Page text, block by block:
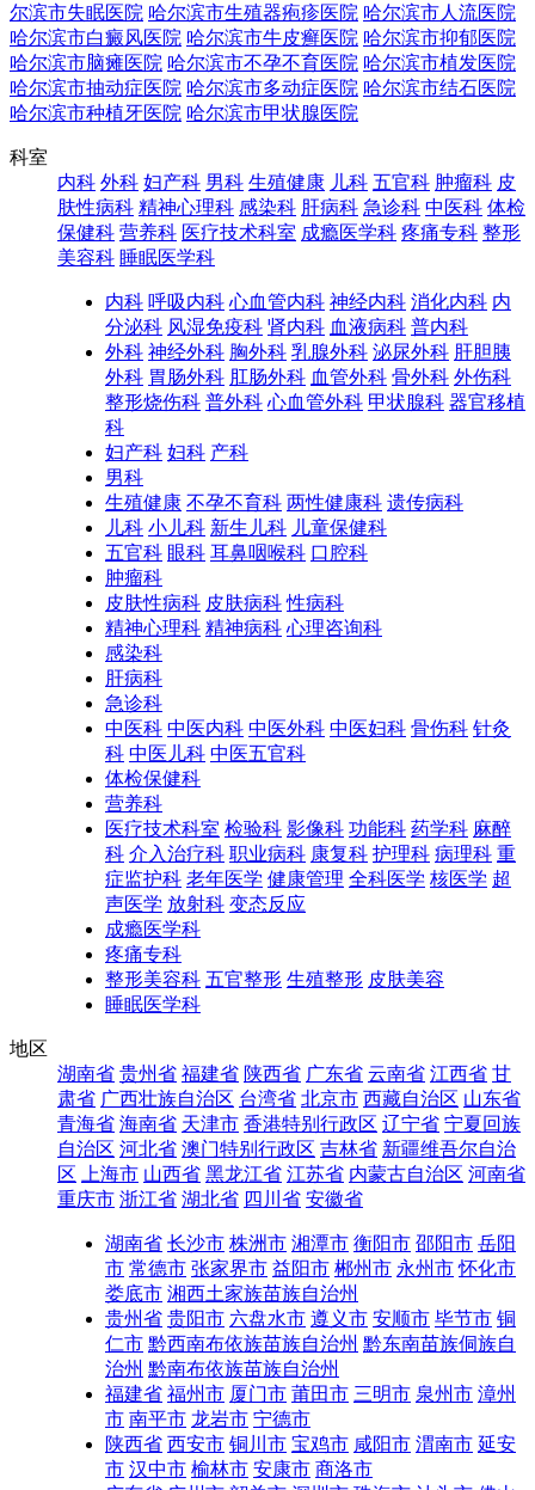
尔滨市失眠医院 哈尔滨市生殖器疱疹医院 哈尔滨市人流医院
哈尔滨市白癜风医院 哈尔滨市牛皮癣医院 哈尔滨市抑郁医院
哈尔滨市脑瘫医院 哈尔滨市不孕不育医院 哈尔滨市植发医院
哈尔滨市抽动症医院 哈尔滨市多动症医院 哈尔滨市结石医院
哈尔滨市种植牙医院 哈尔滨市甲状腺医院
科室
内科 外科 妇产科 男科 生殖健康 儿科 五官科 肿瘤科 皮
肤性病科 精神心理科 感染科 肝病科 急诊科 中医科 体检
保健科 营养科 医疗技术科室 成瘾医学科 疼痛专科 整形
美容科 睡眠医学科
内科 呼吸内科 心血管内科 神经内科 消化内科 内
分泌科 风湿免疫科 肾内科 血液病科 普内科
外科 神经外科 胸外科 乳腺外科 泌尿外科 肝胆胰
外科 胃肠外科 肛肠外科 血管外科 骨外科 外伤科
整形烧伤科 普外科 心血管外科 甲状腺科 器官移植
科
妇产科 妇科 产科
男科
生殖健康 不孕不育科 两性健康科 遗传病科
儿科 小儿科 新生儿科 儿童保健科
五官科 眼科 耳鼻咽喉科 口腔科
肿瘤科
皮肤性病科 皮肤病科 性病科
精神心理科 精神病科 心理咨询科
感染科
肝病科
急诊科
中医科 中医内科 中医外科 中医妇科 骨伤科 针灸
科 中医儿科 中医五官科
体检保健科
营养科
医疗技术科室 检验科 影像科 功能科 药学科 麻醉
科 介入治疗科 职业病科 康复科 护理科 病理科 重
症监护科 老年医学 健康管理 全科医学 核医学 超
声医学 放射科 变态反应
成瘾医学科
疼痛专科
整形美容科 五官整形 生殖整形 皮肤美容
睡眠医学科
地区
湖南省 贵州省 福建省 陕西省 广东省 云南省 江西省 甘
肃省 广西壮族自治区 台湾省 北京市 西藏自治区 山东省
青海省 海南省 天津市 香港特别行政区 辽宁省 宁夏回族
自治区 河北省 澳门特别行政区 吉林省 新疆维吾尔自治
区 上海市 山西省 黑龙江省 江苏省 内蒙古自治区 河南省
重庆市 浙江省 湖北省 四川省 安徽省
湖南省 长沙市 株洲市 湘潭市 衡阳市 邵阳市 岳阳
市 常德市 张家界市 益阳市 郴州市 永州市 怀化市
娄底市 湘西土家族苗族自治州
贵州省 贵阳市 六盘水市 遵义市 安顺市 毕节市 铜
仁市 黔西南布依族苗族自治州 黔东南苗族侗族自
治州 黔南布依族苗族自治州
福建省 福州市 厦门市 莆田市 三明市 泉州市 漳州
市 南平市 龙岩市 宁德市
陕西省 西安市 铜川市 宝鸡市 咸阳市 渭南市 延安
市 汉中市 榆林市 安康市 商洛市